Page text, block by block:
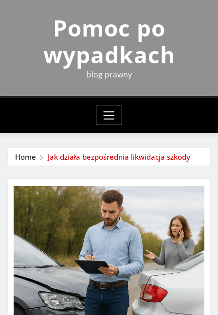
Pomoc po
wypadkach
blog prawny
Home Jak działa bezpośrednia likwidacja szkody